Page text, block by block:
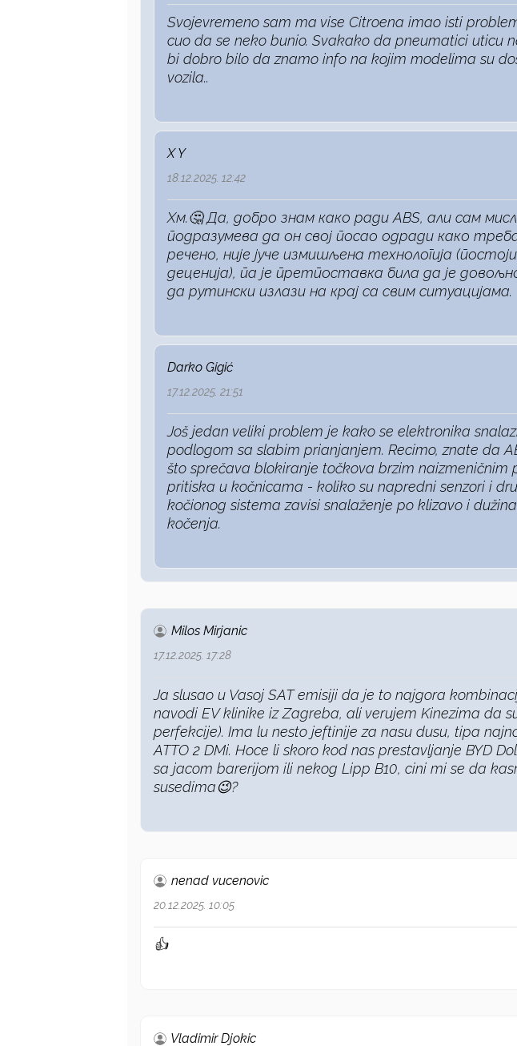
Svojevremeno sam ma vise Citroena imao isti
cuo da se neko bunio. Svakako da pneumatici uticu
bi dobro bilo da znamo info na kojim modelima su
vozila..
X Y
18.12.2025. 12:42
Хм.🤔 Да, добро знам како ради ABS, али сам
подразумева да он свој посао одради како
речено, није јуче измишљена технологија
деценија), па је претпоставка била да је
да рутински излази на крај са свим ситуацијама.
Darko Gigić
17.12.2025. 21:51
Još jedan veliki problem je kako se elektronika
podlogom sa slabim prianjanjem. Recimo, znate da
što sprečava blokiranje točkova brzim naizmeničnim
pritiska u kočnicama - koliko su napredni senzori i
kočionog sistema zavisi snalaženje po klizavo i
kočenja.
Milos Mirjanic
17.12.2025. 17:28
Ja slusao u Vasoj SAT emisiji da je to najgora
navodi EV klinike iz Zagreba, ali verujem Kinezima da
perfekcije). Ima lu nesto jeftinije za nasu dusu, tipa
ATTO 2 DMi. Hoce li skoro kod nas prestavljanje BYD
sa jacom barerijom ili nekog Lipp B10, cini mi se da
susedima😉?
nenad vucenovic
20.12.2025. 10:05
👍
Vladimir Djokic